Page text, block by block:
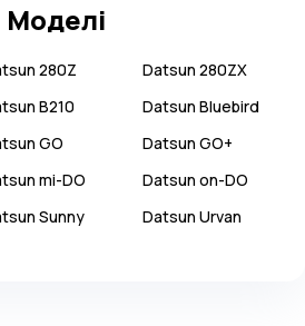
Моделі
280Z Datsun 280ZX
B210 Datsun Bluebird
GO Datsun GO+
mi-DO Datsun on-DO
Sunny Datsun Urvan